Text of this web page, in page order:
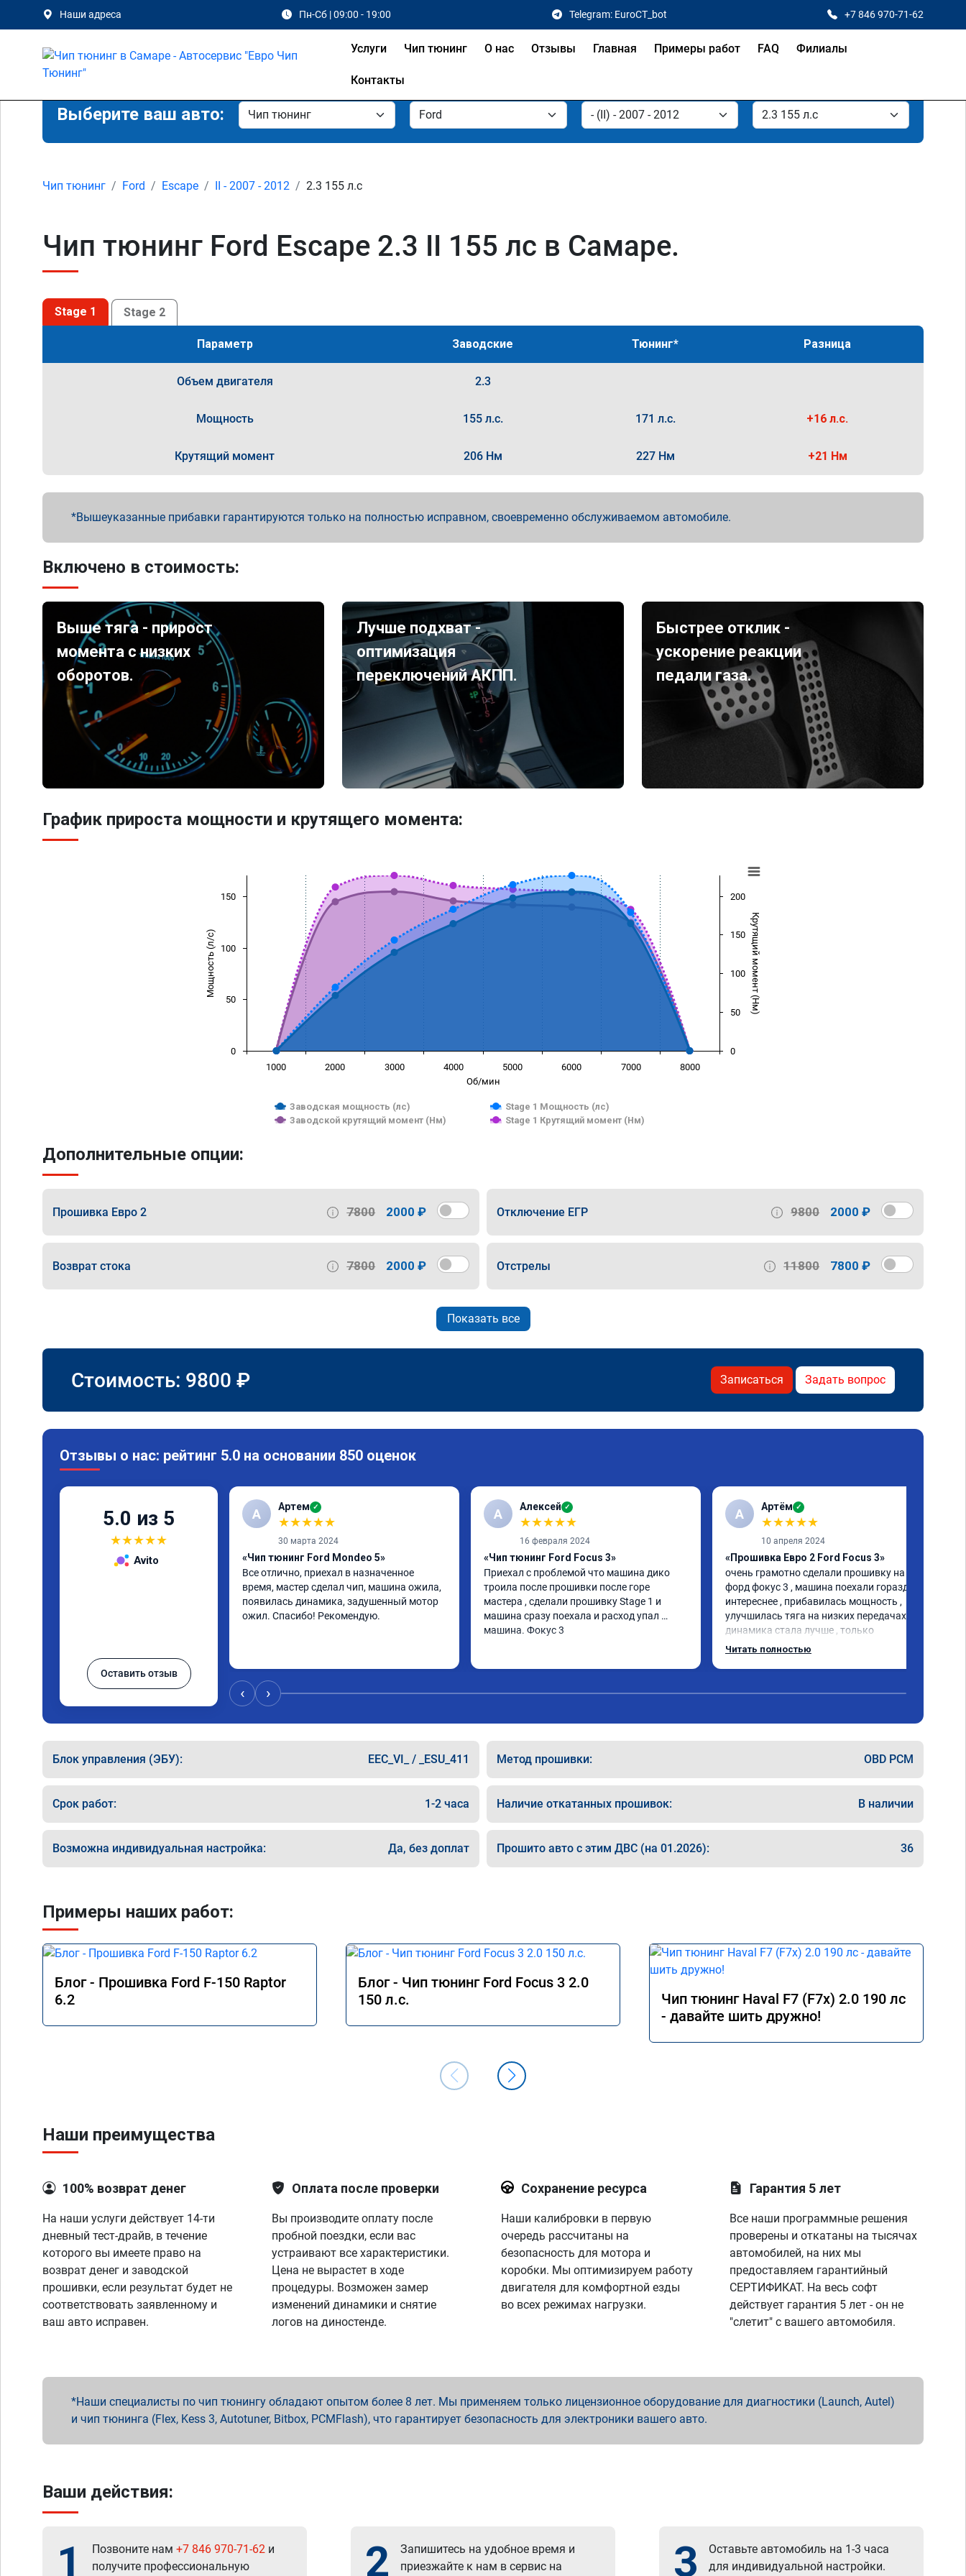
Наши адреса Пн-Сб | 09:00 - 19:00 Telegram: EuroCT_bot +7 846 970-71-62
Услуги Чип тюнинг О нас Отзывы Главная Примеры работ FAQ Филиалы
Контакты
Выберите ваш авто:
Чип тюнинг Ford Escape II - 2007 - 2012 2.3 155 л.с
Чип тюнинг Ford Escape 2.3 II 155 лс в Самаре.
Stage 1 Stage 2
Параметр Заводские Тюнинг* Разница
Объем двигателя 2.3
Мощность 155 л.с. 171 л.с. +16 л.с.
Крутящий момент 206 Нм 227 Нм +21 Нм
Вышеуказанные прибавки гарантируются только на полностью исправном, своевременно обслуживаемом автомобиле.
Включено в стоимость:
Выше тяга - прирост
момента с низких
оборотов.
Лучше подхват -
оптимизация
переключений АКПП.
Быстрее отклик -
ускорение реакции
педали газа.
График прироста мощности и крутящего момента:
Об/мин
Мощность (л/с) Крутящий момент (Нм)
Заводская мощность (лс)
Stage 1 Мощность (лс)
Заводской крутящий момент (Нм)
Stage 1 Крутящий момент (Нм)
1000 2000 3000 4000 5000 6000 7000 8000
0
50
100
150
0
50
100
150
200
Дополнительные опции:
Прошивка Евро 2 7800 2000 ₽ Отключение ЕГР 9800 2000 ₽
Возврат стока 7800 2000 ₽ Отстрелы 11800 7800 ₽
Показать все
Стоимость: 9800 ₽ Записаться Задать вопрос
Отзывы о нас: рейтинг 5.0 на основании 850 оценок
5.0 из 5
★★★★★
Avito
Оставить отзыв
А Артем ✓
★★★★★
30 марта 2024
«Чип тюнинг Ford Mondeo 5»
Все отлично, приехал в назначенное
время, мастер сделал чип, машина ожила,
появилась динамика, задушенный мотор
ожил. Спасибо! Рекомендую.
А Алексей ✓
★★★★★
16 февраля 2024
«Чип тюнинг Ford Focus 3»
Приехал с проблемой что машина дико
троила после прошивки после горе
мастера , сделали прошивку Stage 1 и
машина сразу поехала и расход упал
машина. Фокус 3
А Артём ✓
★★★★★
10 апреля 2024
«Прошивка Евро 2 Ford Focus 3»
очень грамотно сделали прошивку на
форд фокус 3 , машина поехали гораздо
интереснее , прибавилась мощность ,
улучшилась тяга на низких передачах ,
динамика стала лучше , только
позитивные эмоции , цена
Читать полностью
‹ ›
Блок управления (ЭБУ): EEC_VI_ / _ESU_411 Метод прошивки: OBD PCM
Срок работ: 1-2 часа Наличие откатанных прошивок: В наличии
Возможна индивидуальная настройка: Да, без доплат Прошито авто с этим ДВС (на 01.2026): 36
Примеры наших работ:
Блог - Прошивка Ford F-150 Raptor
6.2
Блог - Чип тюнинг Ford Focus 3 2.0
150 л.с.
Чип тюнинг Haval F7 (F7x) 2.0 190 лс
- давайте шить дружно!
Наши преимущества
100% возврат денег
На наши услуги действует 14-ти
дневный тест-драйв, в течение
которого вы имеете право на
возврат денег и заводской
прошивки, если результат будет не
соответствовать заявленному и
ваш авто исправен.
Оплата после проверки
Вы производите оплату после
пробной поездки, если вас
устраивают все характеристики.
Цена не вырастет в ходе
процедуры. Возможен замер
изменений динамики и снятие
логов на диностенде.
Сохранение ресурса
Наши калибровки в первую
очередь рассчитаны на
безопасность для мотора и
коробки. Мы оптимизируем работу
двигателя для комфортной езды
во всех режимах нагрузки.
Гарантия 5 лет
Все наши программные решения
проверены и откатаны на тысячах
автомобилей, на них мы
предоставляем гарантийный
СЕРТИФИКАТ. На весь софт
действует гарантия 5 лет - он не
"слетит" с вашего автомобиля.
Наши специалисты по чип тюнингу обладают опытом более 8 лет. Мы применяем только лицензионное оборудование для диагностики (Launch, Autel)
и чип тюнинга (Flex, Kess 3, Autotuner, Bitbox, PCMFlash), что гарантирует безопасность для электроники вашего авто.
Ваши действия:
1 Позвоните нам +7 846 970-71-62 и
получите профессиональную
2
Запишитесь на удобное время и
приезжайте к нам в сервис на
3
Оставьте автомобиль на 1-3 часа
для индивидуальной настройки.